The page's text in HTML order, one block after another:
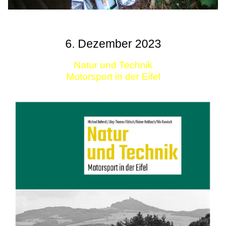
6. Dezember 2023
Natur und Technik
Motorsport in der Eifel